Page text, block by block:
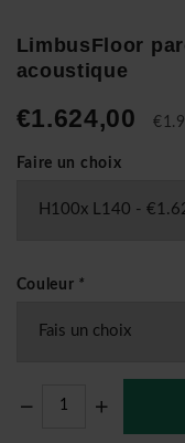
LimbusFloor
acoustique
€1.624,00
Faire un choix
Couleur *